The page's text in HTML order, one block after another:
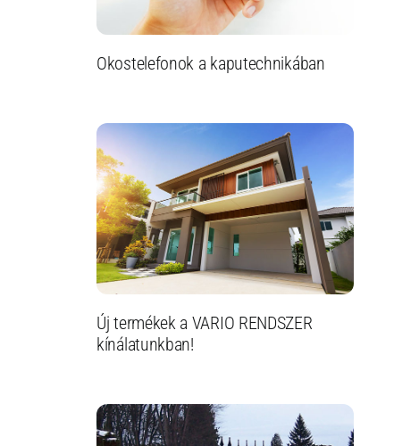
Okostelefonok a kaputechnikában
Új termékek a VARIO RENDSZER
kínálatunkban!